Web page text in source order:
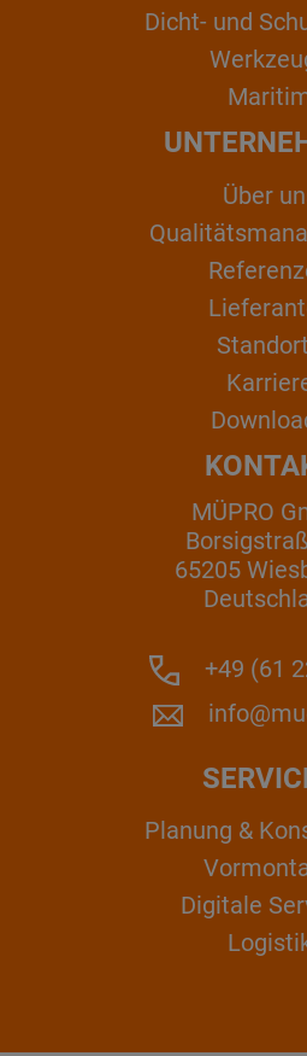
Dicht- und
Über
MÜPRO
65205
+49 (61
Planung &
Digitale